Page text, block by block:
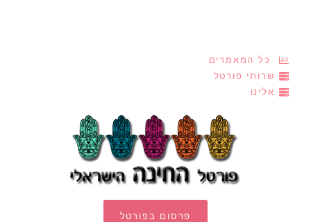
כל המאמרים
שרותי פורטל
אלינו
פרסום בפורטל